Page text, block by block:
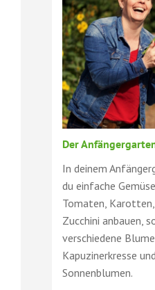
Der
In deinem
du einfache
Tomaten,
Zucchini anbauen,
verschiedene
Kapuzinerkresse und
Sonnenblumen.